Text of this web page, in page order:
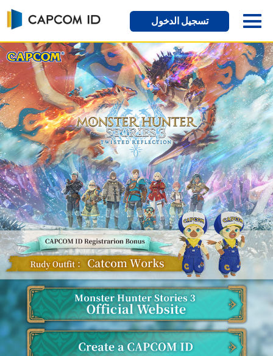
تسجيل الدخول
مرحبًا بك في CAPCOM ID
CAPCOM ID هو حساب واحد وموحّد يمكن استخدامه لإدارة
ألعاب Capcom وخدمات الويب المختلفة. يمكن لأي شخص
التسجيل لإنشاء حساب والبدء في استخدامه مجانًا.
تسجيل
تسجيل الدخول